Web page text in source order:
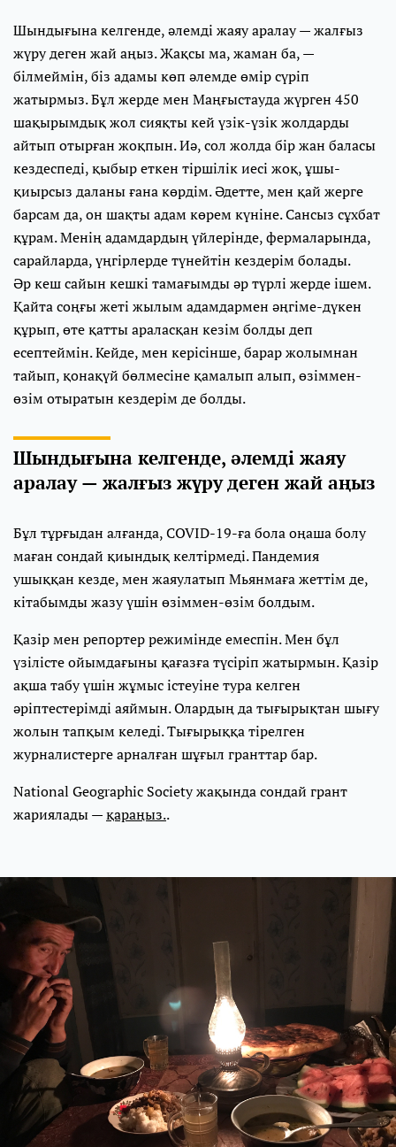
Шындығына келгенде, әлемді жаяу аралау — жалғыз
жүру деген жай аңыз. Жақсы ма, жаман ба, —
білмеймін, біз адамы көп әлемде өмір сүріп
жатырмыз. Бұл жерде мен Маңғыстауда жүрген 450
шақырымдық жол сияқты кей үзік-үзік жолдарды
айтып отырған жоқпын. Иә, сол жолда бір жан баласы
кездеспеді, қыбыр еткен тіршілік иесі жоқ, ұшы-
қиырсыз даланы ғана көрдім. Әдетте, мен қай жерге
барсам да, он шақты адам көрем күніне. Сансыз сұхбат
құрам. Менің адамдардың үйлерінде, фермаларында,
сарайларда, үңгірлерде түнейтін кездерім болады.
Әр кеш сайын кешкі тамағымды әр түрлі жерде ішем.
Қайта соңғы жеті жылым адамдармен әңгіме-дүкен
құрып, өте қатты араласқан кезім болды деп
есептеймін. Кейде, мен керісінше, барар жолымнан
тайып, қонақүй бөлмесіне қамалып алып, өзіммен-
өзім отыратын кездерім де болды.
Шындығына келгенде, әлемді жаяу
аралау — жалғыз жүру деген жай аңыз
Бұл тұрғыдан алғанда, COVID-19-ға бола оңаша болу
маған сондай қиындық келтірмеді. Пандемия
ушыққан кезде, мен жаяулатып Мьянмаға жеттім де,
кітабымды жазу үшін өзіммен-өзім болдым.
Қазір мен репортер режимінде емеспін. Мен бұл
үзілісте ойымдағыны қағазға түсіріп жатырмын. Қазір
ақша табу үшін жұмыс істеуіне тура келген
әріптестерімді аяймын. Олардың да тығырықтан шығу
жолын тапқым келеді. Тығырыққа тірелген
журналистерге арналған шұғыл гранттар бар.
National Geographic Society жақында сондай грант
жариялады —қараңыз..